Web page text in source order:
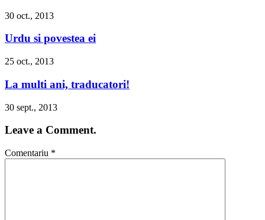
30 oct., 2013
Urdu si povestea ei
25 oct., 2013
La multi ani, traducatori!
30 sept., 2013
Leave a Comment.
Comentariu *